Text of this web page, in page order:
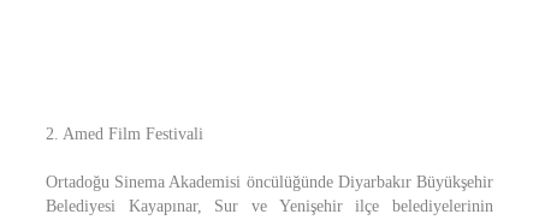
2. Amed Film Festivali
Ortadoğu Sinema Akademisi öncülüğünde Diyarbakır Büyükşehir
Belediyesi Kayapınar, Sur ve Yenişehir ilçe belediyelerinin